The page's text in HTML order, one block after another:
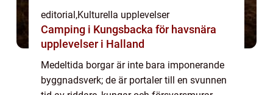
editorial,Kulturella upplevelser
Camping i Kungsbacka för havsnära
upplevelser i Halland
Medeltida borgar är inte bara imponerande
byggnadsverk; de är portaler till en svunnen